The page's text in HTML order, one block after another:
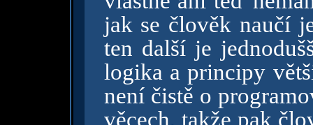
jak se člověk naučí
ten další je
logika a principy
není čistě o
věcech, takže pak